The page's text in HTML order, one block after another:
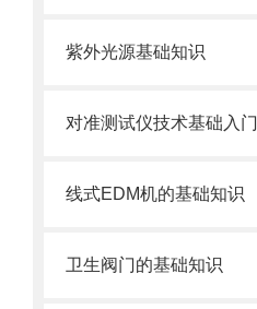
紫外光源基础知识
对准测试仪技术基础入门
线式EDM机的基础知识
卫生阀门的基础知识